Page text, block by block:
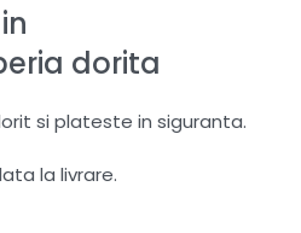
dorita
si plateste in siguranta.
la livrare.